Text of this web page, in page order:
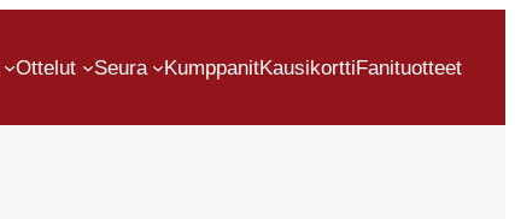
Ottelut Seura KumppanitKausikorttiFanituotteet